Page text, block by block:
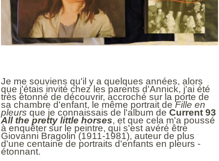
Je me souviens qu'il y a quelques années, alors
que j'étais invité chez les parents d'Annick, j'ai été
très étonné de découvrir, accroché sur la porte de
sa chambre d'enfant, le même portrait de Fille en
pleurs que je connaissais de l'album de Current 93
All the pretty little horses, et que cela m'a poussé
à enquêter sur le peintre, qui s'est avéré être
Giovanni Bragolin (1911-1981), auteur de plus
d'une centaine de portraits d'enfants en pleurs -
étonnant.